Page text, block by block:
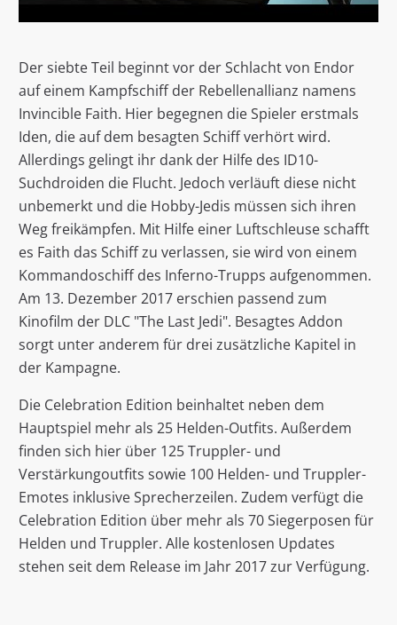
Der siebte Teil beginnt vor der Schlacht von Endor
auf einem Kampfschiff der Rebellenallianz namens
Invincible Faith. Hier begegnen die Spieler erstmals
Iden, die auf dem besagten Schiff verhört wird.
Allerdings gelingt ihr dank der Hilfe des ID10-
Suchdroiden die Flucht. Jedoch verläuft diese nicht
unbemerkt und die Hobby-Jedis müssen sich ihren
Weg freikämpfen. Mit Hilfe einer Luftschleuse schafft
es Faith das Schiff zu verlassen, sie wird von einem
Kommandoschiff des Inferno-Trupps aufgenommen.
Am 13. Dezember 2017 erschien passend zum
Kinofilm der DLC "The Last Jedi". Besagtes Addon
sorgt unter anderem für drei zusätzliche Kapitel in
der Kampagne.
Die Celebration Edition beinhaltet neben dem
Hauptspiel mehr als 25 Helden-Outfits. Außerdem
finden sich hier über 125 Truppler- und
Verstärkungoutfits sowie 100 Helden- und Truppler-
Emotes inklusive Sprecherzeilen. Zudem verfügt die
Celebration Edition über mehr als 70 Siegerposen für
Helden und Truppler. Alle kostenlosen Updates
stehen seit dem Release im Jahr 2017 zur Verfügung.